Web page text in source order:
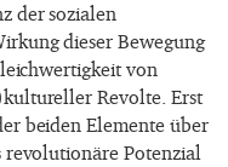
der sozialen
dieser Bewegung
von
Revolte. Erst
beiden Elemente über
revolutionäre Potenzial